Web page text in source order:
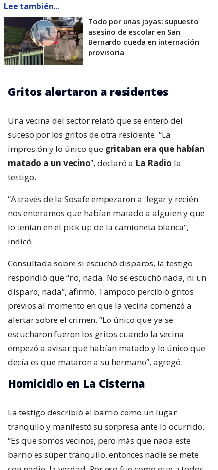
Lee también...
Todo por unas joyas: supuesto
asesino de escolar en San
Bernardo queda en internación
provisoria
Gritos alertaron a residentes
Una vecina del sector relató que se enteró del
suceso por los gritos de otra residente. “La
impresión y lo único que gritaban era que habían
matado a un vecino”, declaró a La Radio la
testigo.
“A través de la Sosafe empezaron a llegar y recién
nos enteramos que habían matado a alguien y que
lo tenían en el pick up de la camioneta blanca”,
indicó.
Consultada sobre si escuchó disparos, la testigo
respondió que “no, nada. No se escuchó nada, ni un
disparo, nada”, afirmó. Tampoco percibió gritos
previos al momento en que la vecina comenzó a
alertar sobre el crimen. “Lo único que ya se
escucharon fueron los gritos cuando la vecina
empezó a avisar que habían matado y lo único que
decía es que mataron a su hermano”, agregó.
Homicidio en La Cisterna
La testigo describió el barrio como un lugar
tranquilo y manifestó su sorpresa ante lo ocurrido.
“Es que somos vecinos, pero más que nada este
barrio es súper tranquilo, entonces nadie se mete